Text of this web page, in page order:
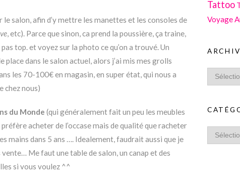
salon, afin d’y mettre les manettes et les consoles de
, etc). Parce que sinon, ca prend la poussière, ça traine,
top. et voyez sur la photo ce qu’on a trouvé. Un
place dans le salon actuel, alors j’ai mis mes grolls
les 70-100€ en magasin, en super état, qui nous a
chez nous)
du Monde (qui généralement fait un peu les meubles
acheter de l’occase mais de qualité que racheter
mains dans 5 ans …. Idealement, faudrait aussi que je
Me faut une table de salon, un canap et des
si vous voulez ^^
Tattoo
Voyage